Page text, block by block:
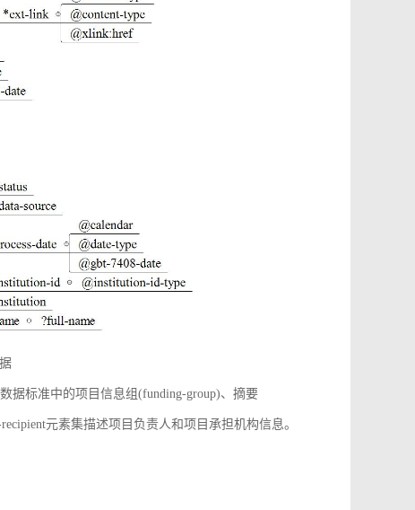
据标准中的项目信息组(funding-group)、摘要
元素集描述项目负责人和项目承担机构信息。